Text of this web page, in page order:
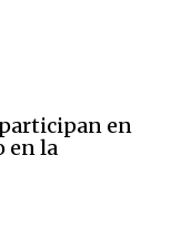
en
en la